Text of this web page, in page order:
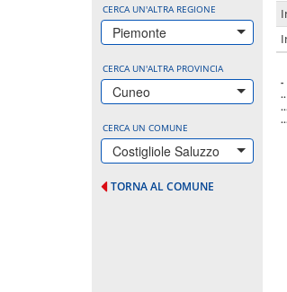
CERCA UN'ALTRA REGIONE
Piemonte
CERCA UN'ALTRA PROVINCIA
Cuneo
CERCA UN COMUNE
Costigliole Saluzzo
TORNA AL COMUNE
-
..
...